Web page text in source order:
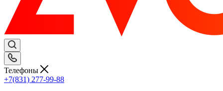
Телефоны
+7(831) 277-99-88